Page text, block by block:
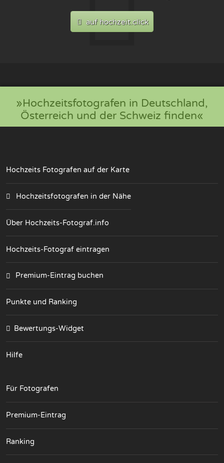
auf hochzeit.click
»Hochzeitsfotografen in Deutschland,
Österreich und der Schweiz finden«
Hochzeits Fotografen auf der Karte
Hochzeitsfotografen in der Nähe
Über Hochzeits-Fotograf.info
Hochzeits-Fotograf eintragen
Premium-Eintrag buchen
Punkte und Ranking
Bewertungs-Widget
Hilfe
Für Fotografen
Premium-Eintrag
Ranking